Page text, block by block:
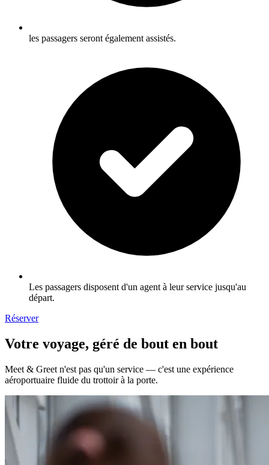
les passagers seront également assistés.
Les passagers disposent d'un agent à leur service jusqu'au
départ.
Réserver
Votre voyage, géré de bout en bout
Meet & Greet n'est pas qu'un service — c'est une expérience
aéroportuaire fluide du trottoir à la porte.